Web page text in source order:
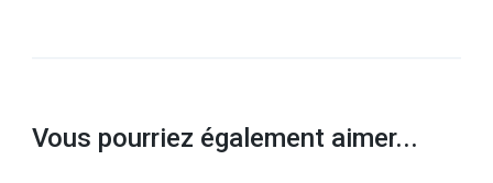
Vous pourriez également aimer...